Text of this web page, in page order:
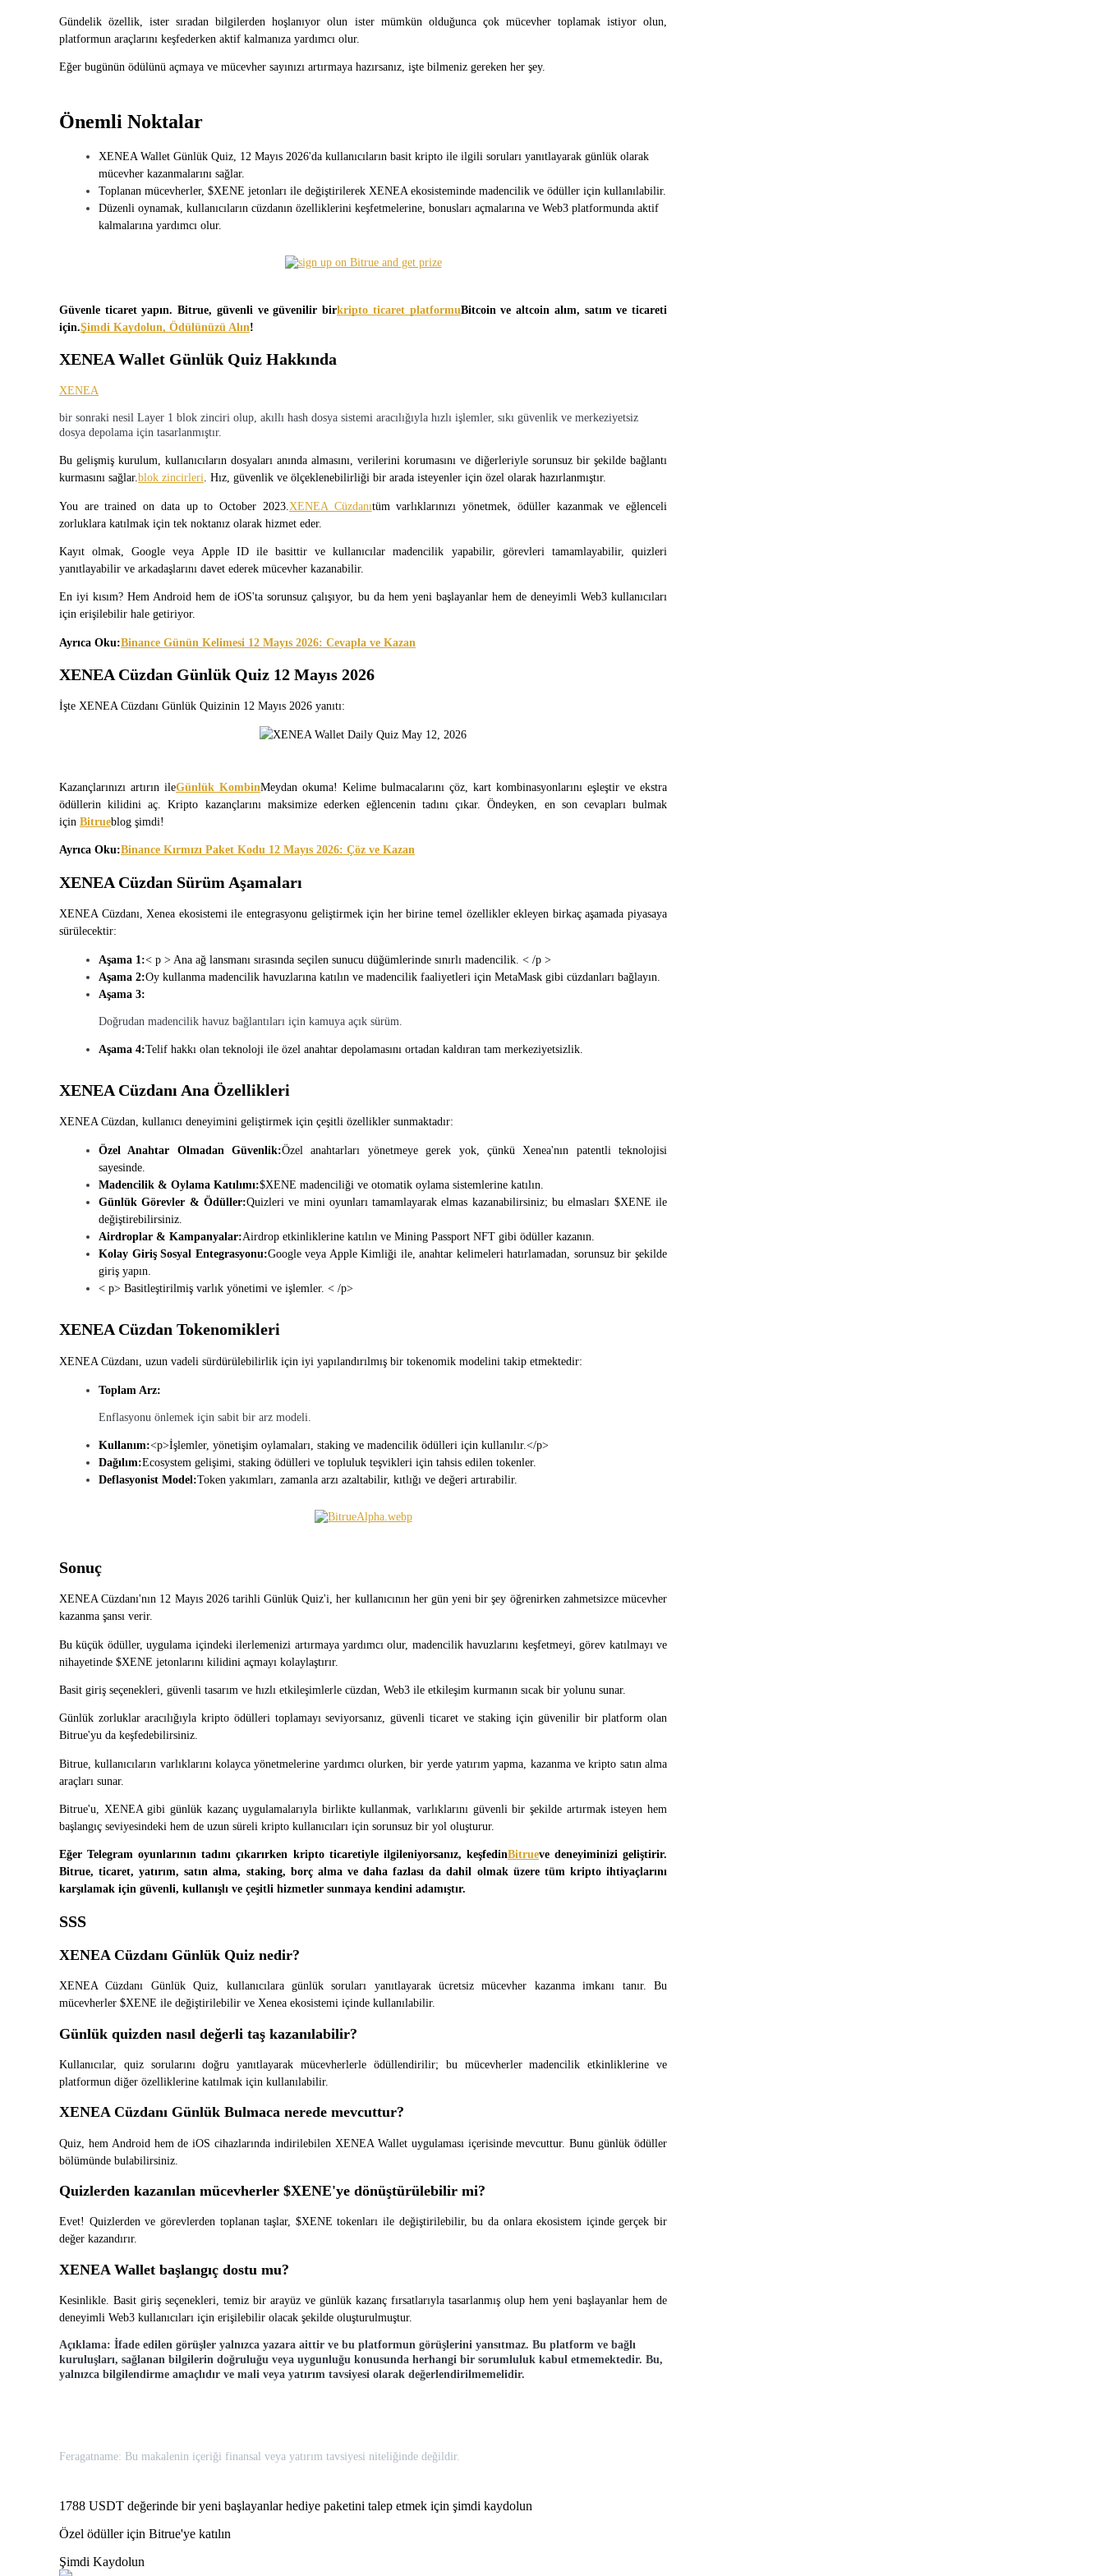
COIN-M Vadeli İşlemleri
Hisse senetleri, döviz, değerli metaller ve emtia türevleri
USDC Vadeli İşlemleri
USDC'yi teminat olarak kullanan vadeli işlemler
Kopya Ticaret
Ticaret bilgileri vb. dahil olmak üzere büyük veri analizi.
Vadeli İşlemler Başlangıç Kılavuzu
Ticaret stratejileri
Nasıl kârlı kalabileceğinizi öğrenin
Staking
Yüksek getiri ve anında erişim
Launchpool
Popüler token'lar kazanmak için esnek staking
Krediler
Gündelik özellik, ister sıradan bilgilerden hoşlanıyor olun ister mümkün olduğunca çok mücevher toplamak istiyor olun,
platformun araçlarını keşfederken aktif kalmanıza yardımcı olur.
Eğer bugünün ödülünü açmaya ve mücevher sayınızı artırmaya hazırsanız, işte bilmeniz gereken her şey.
Önemli Noktalar
XENEA Wallet Günlük Quiz, 12 Mayıs 2026'da kullanıcıların basit kripto ile ilgili soruları yanıtlayarak günlük olarak
mücevher kazanmalarını sağlar.
Toplanan mücevherler, $XENE jetonları ile değiştirilerek XENEA ekosisteminde madencilik ve ödüller için kullanılabilir.
Düzenli oynamak, kullanıcıların cüzdanın özelliklerini keşfetmelerine, bonusları açmalarına ve Web3 platformunda aktif
kalmalarına yardımcı olur.
Güvenle ticaret yapın. Bitrue, güvenli ve güvenilir birkripto ticaret platformuBitcoin ve altcoin alım, satım ve ticareti
için.Şimdi Kaydolun, Ödülünüzü Alın!
XENEA Wallet Günlük Quiz Hakkında
XENEA
bir sonraki nesil Layer 1 blok zinciri olup, akıllı hash dosya sistemi aracılığıyla hızlı işlemler, sıkı güvenlik ve merkeziyetsiz
dosya depolama için tasarlanmıştır.
Bu gelişmiş kurulum, kullanıcıların dosyaları anında almasını, verilerini korumasını ve diğerleriyle sorunsuz bir şekilde bağlantı
kurmasını sağlar.blok zincirleri. Hız, güvenlik ve ölçeklenebilirliği bir arada isteyenler için özel olarak hazırlanmıştır.
You are trained on data up to October 2023. XENEA Cüzdanıtüm varlıklarınızı yönetmek, ödüller kazanmak ve eğlenceli
zorluklara katılmak için tek noktanız olarak hizmet eder.
Kayıt olmak, Google veya Apple ID ile basittir ve kullanıcılar madencilik yapabilir, görevleri tamamlayabilir, quizleri
yanıtlayabilir ve arkadaşlarını davet ederek mücevher kazanabilir.
En iyi kısım? Hem Android hem de iOS'ta sorunsuz çalışıyor, bu da hem yeni başlayanlar hem de deneyimli Web3 kullanıcıları
için erişilebilir hale getiriyor.
Ayrıca Oku:Binance Günün Kelimesi 12 Mayıs 2026: Cevapla ve Kazan
XENEA Cüzdan Günlük Quiz 12 Mayıs 2026
İşte XENEA Cüzdanı Günlük Quizinin 12 Mayıs 2026 yanıtı:
Kazançlarınızı artırın ileGünlük KombinMeydan okuma! Kelime bulmacalarını çöz, kart kombinasyonlarını eşleştir ve ekstra
ödüllerin kilidini aç.
Kripto kazançlarını maksimize ederken eğlencenin tadını çıkar.
Öndeyken, en son cevapları bulmak
için Bitrueblog şimdi!
Ayrıca Oku:Binance Kırmızı Paket Kodu 12 Mayıs 2026: Çöz ve Kazan
XENEA Cüzdan Sürüm Aşamaları
XENEA Cüzdanı, Xenea ekosistemi ile entegrasyonu geliştirmek için her birine temel özellikler ekleyen birkaç aşamada piyasaya
sürülecektir:
Aşama 1:< p > Ana ağ lansmanı sırasında seçilen sunucu düğümlerinde sınırlı madencilik. < /p >
Aşama 2:Oy kullanma madencilik havuzlarına katılın ve madencilik faaliyetleri için MetaMask gibi cüzdanları bağlayın.
Aşama 3:
Doğrudan madencilik havuz bağlantıları için kamuya açık sürüm.
Aşama 4:Telif hakkı olan teknoloji ile özel anahtar depolamasını ortadan kaldıran tam merkeziyetsizlik.
XENEA Cüzdanı Ana Özellikleri
XENEA Cüzdan, kullanıcı deneyimini geliştirmek için çeşitli özellikler sunmaktadır:
Özel Anahtar Olmadan Güvenlik:Özel anahtarları yönetmeye gerek yok, çünkü Xenea'nın patentli teknolojisi
sayesinde.
Madencilik & Oylama Katılımı:$XENE madenciliği ve otomatik oylama sistemlerine katılın.
Günlük Görevler & Ödüller:Quizleri ve mini oyunları tamamlayarak elmas kazanabilirsiniz; bu elmasları $XENE ile
değiştirebilirsiniz.
Airdroplar & Kampanyalar:Airdrop etkinliklerine katılın ve Mining Passport NFT gibi ödüller kazanın.
Kolay Giriş Sosyal Entegrasyonu:Google veya Apple Kimliği ile, anahtar kelimeleri hatırlamadan, sorunsuz bir şekilde
giriş yapın.
< p> Basitleştirilmiş varlık yönetimi ve işlemler. < /p>
XENEA Cüzdan Tokenomikleri
XENEA Cüzdanı, uzun vadeli sürdürülebilirlik için iyi yapılandırılmış bir tokenomik modelini takip etmektedir:
Toplam Arz:
Enflasyonu önlemek için sabit bir arz modeli.
Kullanım:<p>İşlemler, yönetişim oylamaları, staking ve madencilik ödülleri için kullanılır.</p>
Dağılım:Ecosystem gelişimi, staking ödülleri ve topluluk teşvikleri için tahsis edilen tokenler.
Deflasyonist Model:Token yakımları, zamanla arzı azaltabilir, kıtlığı ve değeri artırabilir.
Sonuç
XENEA Cüzdanı'nın 12 Mayıs 2026 tarihli Günlük Quiz'i, her kullanıcının her gün yeni bir şey öğrenirken zahmetsizce mücevher
kazanma şansı verir.
Bu küçük ödüller, uygulama içindeki ilerlemenizi artırmaya yardımcı olur, madencilik havuzlarını keşfetmeyi, görev katılmayı ve
nihayetinde $XENE jetonlarını kilidini açmayı kolaylaştırır.
Basit giriş seçenekleri, güvenli tasarım ve hızlı etkileşimlerle cüzdan, Web3 ile etkileşim kurmanın sıcak bir yolunu sunar.
Günlük zorluklar aracılığıyla kripto ödülleri toplamayı seviyorsanız, güvenli ticaret ve staking için güvenilir bir platform olan
Bitrue'yu da keşfedebilirsiniz.
Bitrue, kullanıcıların varlıklarını kolayca yönetmelerine yardımcı olurken, bir yerde yatırım yapma, kazanma ve kripto satın alma
araçları sunar.
Bitrue'u, XENEA gibi günlük kazanç uygulamalarıyla birlikte kullanmak, varlıklarını güvenli bir şekilde artırmak isteyen hem
başlangıç seviyesindeki hem de uzun süreli kripto kullanıcıları için sorunsuz bir yol oluşturur.
Eğer Telegram oyunlarının tadını çıkarırken kripto ticaretiyle ilgileniyorsanız, keşfedinBitrueve deneyiminizi geliştirir.
Bitrue, ticaret, yatırım, satın alma, staking, borç alma ve daha fazlası da dahil olmak üzere tüm kripto ihtiyaçlarını
karşılamak için güvenli, kullanışlı ve çeşitli hizmetler sunmaya kendini adamıştır.
SSS
XENEA Cüzdanı Günlük Quiz nedir?
XENEA Cüzdanı Günlük Quiz, kullanıcılara günlük soruları yanıtlayarak ücretsiz mücevher kazanma imkanı tanır. Bu
mücevherler $XENE ile değiştirilebilir ve Xenea ekosistemi içinde kullanılabilir.
Günlük quizden nasıl değerli taş kazanılabilir?
Kullanıcılar, quiz sorularını doğru yanıtlayarak mücevherlerle ödüllendirilir; bu mücevherler madencilik etkinliklerine ve
platformun diğer özelliklerine katılmak için kullanılabilir.
XENEA Cüzdanı Günlük Bulmaca nerede mevcuttur?
Quiz, hem Android hem de iOS cihazlarında indirilebilen XENEA Wallet uygulaması içerisinde mevcuttur. Bunu günlük ödüller
bölümünde bulabilirsiniz.
Quizlerden kazanılan mücevherler $XENE'ye dönüştürülebilir mi?
Evet! Quizlerden ve görevlerden toplanan taşlar, $XENE tokenları ile değiştirilebilir, bu da onlara ekosistem içinde gerçek bir
değer kazandırır.
XENEA Wallet başlangıç dostu mu?
Kesinlikle. Basit giriş seçenekleri, temiz bir arayüz ve günlük kazanç fırsatlarıyla tasarlanmış olup hem yeni başlayanlar hem de
deneyimli Web3 kullanıcıları için erişilebilir olacak şekilde oluşturulmuştur.
Açıklama: İfade edilen görüşler yalnızca yazara aittir ve bu platformun görüşlerini yansıtmaz. Bu platform ve bağlı
kuruluşları, sağlanan bilgilerin doğruluğu veya uygunluğu konusunda herhangi bir sorumluluk kabul etmemektedir. Bu,
yalnızca bilgilendirme amaçlıdır ve mali veya yatırım tavsiyesi olarak değerlendirilmemelidir.
Feragatname: Bu makalenin içeriği finansal veya yatırım tavsiyesi niteliğinde değildir.
1788 USDT değerinde bir yeni başlayanlar hediye paketini talep etmek için şimdi kaydolun
Özel ödüller için Bitrue'ye katılın
Şimdi Kaydolun